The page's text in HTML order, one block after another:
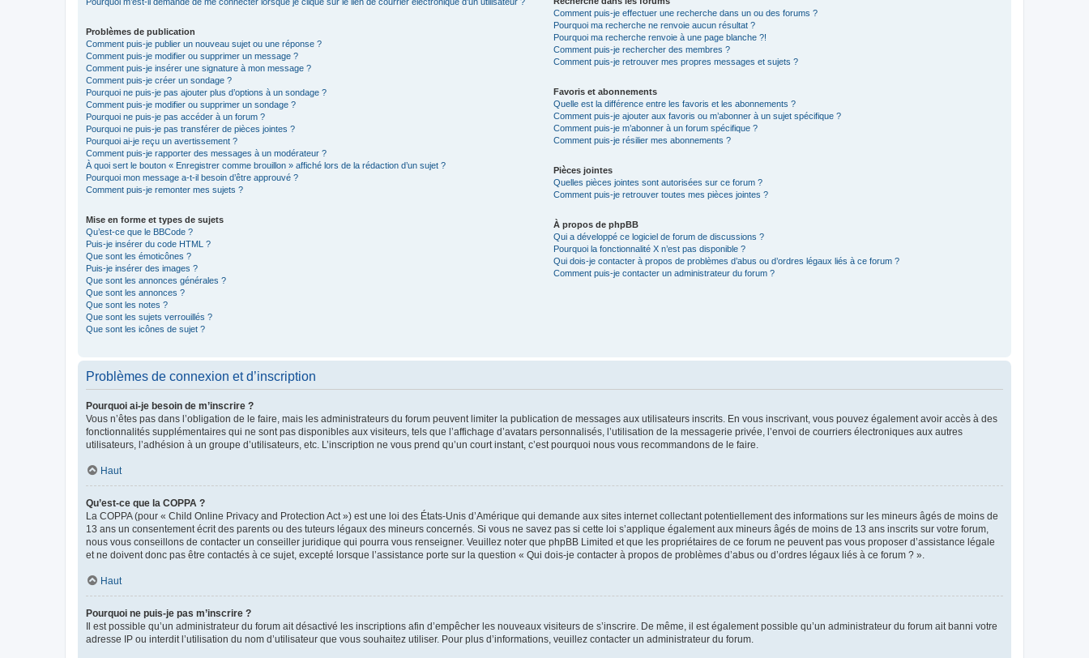
Problèmes de publication
Comment puis-je publier un nouveau sujet ou une réponse ?
Comment puis-je modifier ou supprimer un message ?
Comment puis-je insérer une signature à mon message ?
Comment puis-je créer un sondage ?
Pourquoi ne puis-je pas ajouter plus d’options à un sondage ?
Comment puis-je modifier ou supprimer un sondage ?
Pourquoi ne puis-je pas accéder à un forum ?
Pourquoi ne puis-je pas transférer de pièces jointes ?
Pourquoi ai-je reçu un avertissement ?
Comment puis-je rapporter des messages à un modérateur ?
À quoi sert le bouton « Enregistrer comme brouillon » affiché lors de la rédaction d’un sujet ?
Pourquoi mon message a-t-il besoin d’être approuvé ?
Comment puis-je remonter mes sujets ?
Mise en forme et types de sujets
Qu’est-ce que le BBCode ?
Puis-je insérer du code HTML ?
Que sont les émoticônes ?
Puis-je insérer des images ?
Que sont les annonces générales ?
Que sont les annonces ?
Que sont les notes ?
Que sont les sujets verrouillés ?
Que sont les icônes de sujet ?
Comment puis-je effectuer une recherche dans un ou des forums ?
Pourquoi ma recherche ne renvoie aucun résultat ?
Pourquoi ma recherche renvoie à une page blanche ?!
Comment puis-je rechercher des membres ?
Comment puis-je retrouver mes propres messages et sujets ?
Favoris et abonnements
Quelle est la différence entre les favoris et les abonnements ?
Comment puis-je ajouter aux favoris ou m’abonner à un sujet spécifique ?
Comment puis-je m’abonner à un forum spécifique ?
Comment puis-je résilier mes abonnements ?
Pièces jointes
Quelles pièces jointes sont autorisées sur ce forum ?
Comment puis-je retrouver toutes mes pièces jointes ?
À propos de phpBB
Qui a développé ce logiciel de forum de discussions ?
Pourquoi la fonctionnalité X n’est pas disponible ?
Qui dois-je contacter à propos de problèmes d’abus ou d’ordres légaux liés à ce forum ?
Comment puis-je contacter un administrateur du forum ?
Problèmes de connexion et d’inscription
Pourquoi ai-je besoin de m’inscrire ?
Vous n’êtes pas dans l’obligation de le faire, mais les administrateurs du forum peuvent limiter la publication de messages aux utilisateurs inscrits. En vous inscrivant, vous pouvez également avoir accès à des
fonctionnalités supplémentaires qui ne sont pas disponibles aux visiteurs, tels que l’affichage d’avatars personnalisés, l’utilisation de la messagerie privée, l’envoi de courriers électroniques aux autres
utilisateurs, l’adhésion à un groupe d’utilisateurs, etc. L’inscription ne vous prend qu’un court instant, c’est pourquoi nous vous recommandons de le faire.
Haut
Qu’est-ce que la COPPA ?
La COPPA (pour « Child Online Privacy and Protection Act ») est une loi des États-Unis d’Amérique qui demande aux sites internet collectant potentiellement des informations sur les mineurs âgés de moins de
13 ans un consentement écrit des parents ou des tuteurs légaux des mineurs concernés. Si vous ne savez pas si cette loi s’applique également aux mineurs âgés de moins de 13 ans inscrits sur votre forum,
nous vous conseillons de contacter un conseiller juridique qui pourra vous renseigner. Veuillez noter que phpBB Limited et que les propriétaires de ce forum ne peuvent pas vous proposer d’assistance légale
et ne doivent donc pas être contactés à ce sujet, excepté lorsque l’assistance porte sur la question « Qui dois-je contacter à propos de problèmes d’abus ou d’ordres légaux liés à ce forum ? ».
Haut
Pourquoi ne puis-je pas m’inscrire ?
Il est possible qu’un administrateur du forum ait désactivé les inscriptions afin d’empêcher les nouveaux visiteurs de s’inscrire. De même, il est également possible qu’un administrateur du forum ait banni votre
adresse IP ou interdit l’utilisation du nom d’utilisateur que vous souhaitez utiliser. Pour plus d’informations, veuillez contacter un administrateur du forum.